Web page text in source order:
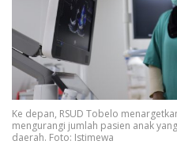
Ke depan, RSUD Tobelo
mengurangi jumlah pasien anak
daerah. Foto: Istimewa